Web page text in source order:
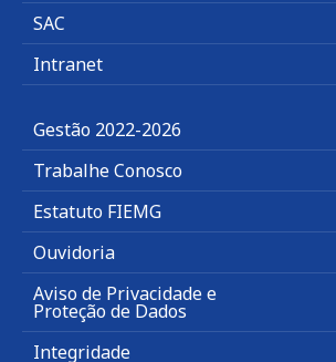
SAC
Intranet
Gestão 2022-2026
Trabalhe Conosco
Estatuto FIEMG
Ouvidoria
Aviso de Privacidade e
Proteção de Dados
Integridade